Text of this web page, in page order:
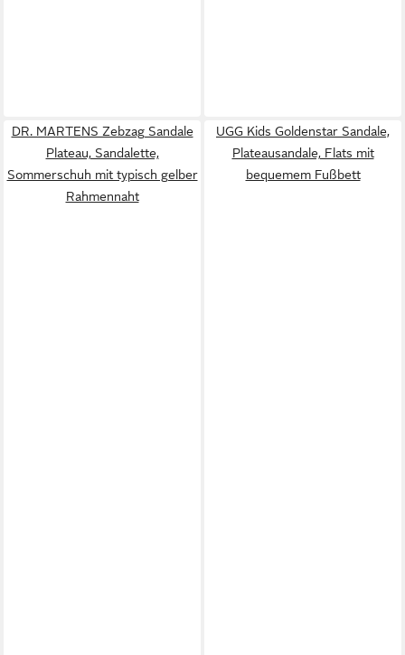
DR. MARTENS Zebzag Sandale
Plateau, Sandalette,
Sommerschuh mit typisch gelber
Rahmennaht
UGG Kids Goldenstar Sandale,
Plateausandale, Flats mit
bequemem Fußbett